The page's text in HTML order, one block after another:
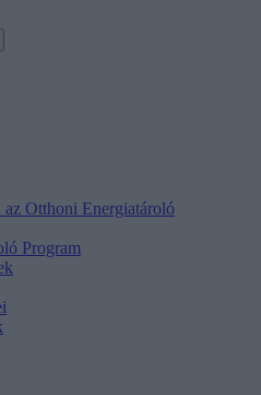
Otthoni Energiatároló
Program